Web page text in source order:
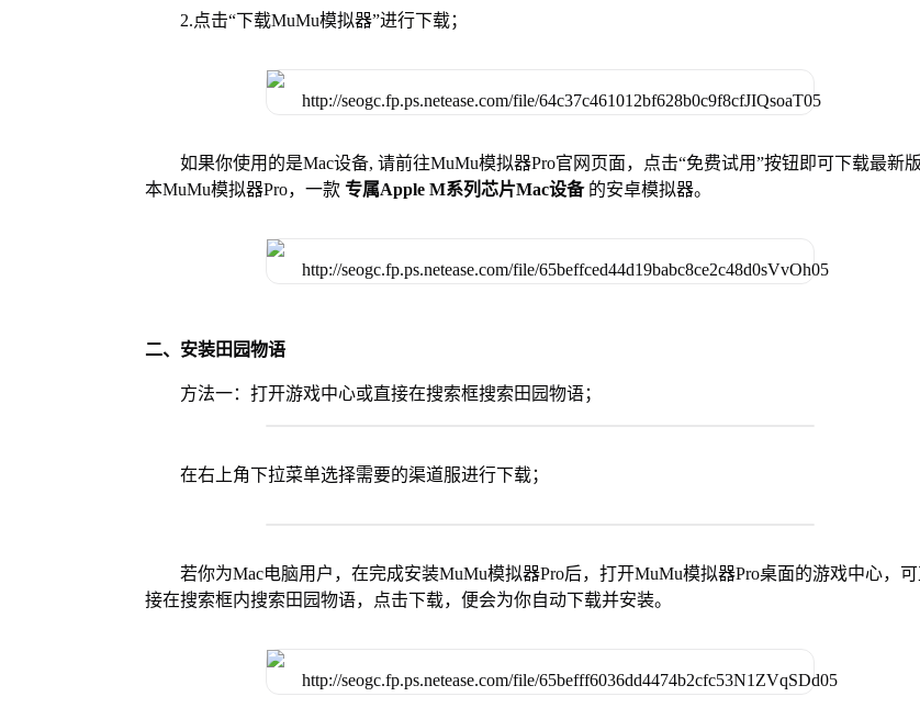
2.点击“下载MuMu模拟器”进行下载；
如果你使用的是Mac设备, 请前往MuMu模拟器Pro官网页面，点击“免费试用”按钮即可下载最新版
本MuMu模拟器Pro，一款 专属Apple M系列芯片Mac设备 的安卓模拟器。
二、安装田园物语
方法一：打开游戏中心或直接在搜索框搜索田园物语；
在右上角下拉菜单选择需要的渠道服进行下载；
若你为Mac电脑用户，在完成安装MuMu模拟器Pro后，打开MuMu模拟器Pro桌面的游戏中心，
接在搜索框内搜索田园物语，点击下载，便会为你自动下载并安装。